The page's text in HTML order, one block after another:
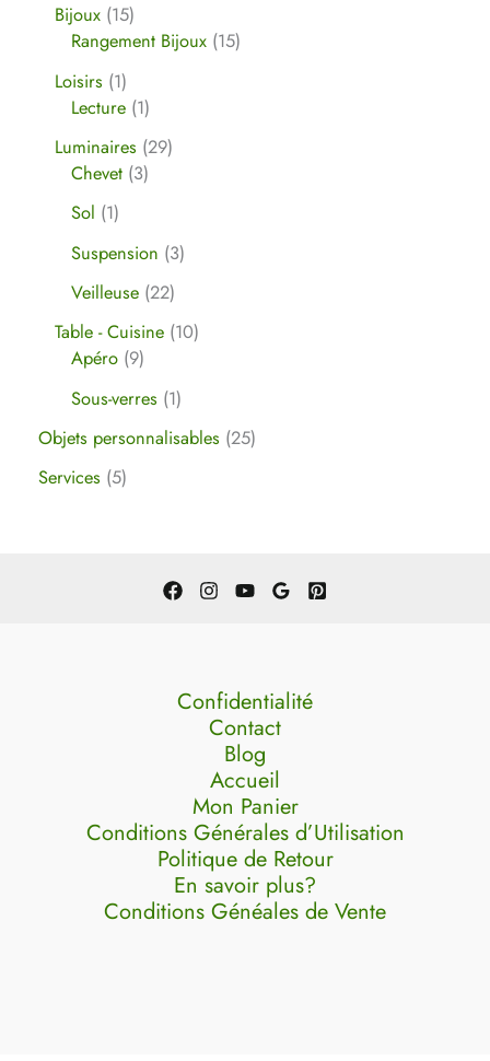
Bijoux 15
Rangement Bijoux 15
Loisirs 1
Lecture 1
Luminaires 29
Chevet 3
Sol 1
Suspension 3
Veilleuse 22
Table - Cuisine 10
Apéro 9
Sous-verres 1
Objets personnalisables 25
Services 5
Confidentialité
Contact
Blog
Accueil
Mon Panier
Conditions Générales d’Utilisation
Politique de Retour
En savoir plus?
Conditions Généales de Vente